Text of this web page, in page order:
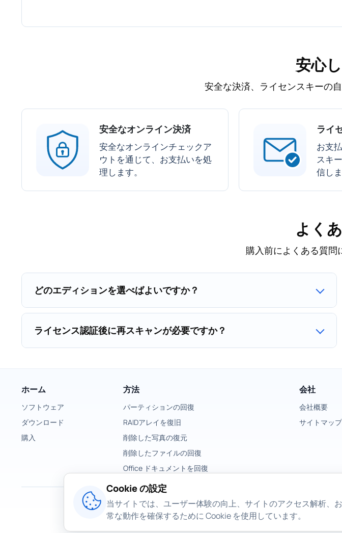
安心
安全な決済、ライセンスキーの
安全なオンライン決済
安全なオンラインチェックア
ウトを通じて、お支払いを処
理します。
ライ
お支
スキ
信しま
よく
購入前によくある質問
どのエディションを選べばよいですか？
ライセンス認証後に再スキャンが必要ですか？
ホーム
ソフトウェア
ダウンロード
購入
方法
パーティションの回復
RAIDアレイを復旧
削除した写真の復元
削除したファイルの回復
Office ドキュメントを回復
会社
会社概要
サイトマップ
Copyright © 2026
Cookie の設定
当サイトでは、ユーザー体験の向上、サイトのアクセス解析、
常な動作を確保するために Cookie を使用しています。